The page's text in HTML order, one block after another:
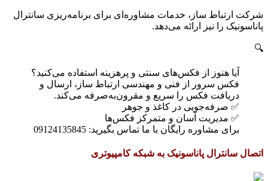
شرکت ارتباط ساز، خدمات مشاوره‌ای برای برنامه‌ریزی سانترال
پاناسونیک را نیز ارائه می‌دهد.
🔍
آیا هنوز از فکس‌های سنتی و پرهزینه استفاده می‌کنید؟
فکس سرور از فنی و مهندسی ارتباط ساز، ارسال و
دریافت فکس را سریع و مقرون‌به‌صرفه می‌کند.
✅ صرفه‌جویی در کاغذ و جوهر
✅ مدیریت آسان و متمرکز فکس‌ها
برای مشاوره رایگان با ما تماس بگیرید: 09124135845
اتصال سانترال پاناسونیک به شبکه کامپیوتری